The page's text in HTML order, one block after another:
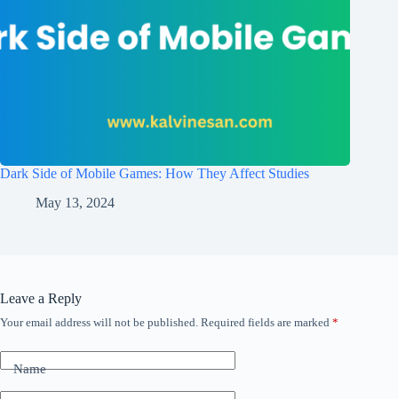
Dark Side of Mobile Games: How They Affect Studies
May 13, 2024
Leave a Reply
Your email address will not be published. Required fields are marked *
Name